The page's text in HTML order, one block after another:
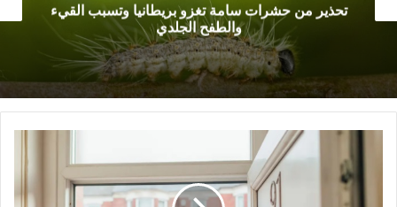
تحذير من حشرات سامة تغزو بريطانيا وتسبب القيء
والطفح الجلدي